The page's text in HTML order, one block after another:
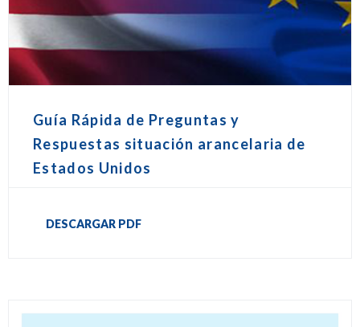
Guía Rápida de Preguntas y
Respuestas situación arancelaria de
Estados Unidos
DESCARGAR PDF